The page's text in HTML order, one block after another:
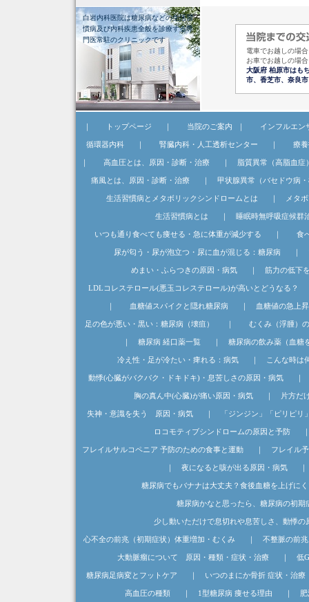
白岩内科医院は糖尿病などの生活習
慣病及び内科疾患全般を診療する専
門医常駐のクリニックです
電車でお越しの場
お車でお越しの場
大阪府 柏原市はも
市、香芝市、奈良
トップページ 当院のご案内 インフルエン
循環器内科 腎臓内科・人工透析センター 療
高血圧とは、原因・診断・治療 脂質異常（高脂血症
痛風とは、原因・診断・治療 甲状腺異常（バセドウ病
生活習慣病とメタボリックシンドロームとは メタ
生活習慣病とは 睡眠時無呼吸症候群
いつも通り食べても痩せる・急に体重が減少する 食
尿が匂う・尿が泡立つ・尿に血が混じる：糖尿病
めまい・ふらつきの原因・病気 筋力の低下
LDLコレステロール(悪玉コレステロール)が高いとどうなる？
血糖値スパイクと隠れ糖尿病 血糖値の急上
足の色が悪い・黒い：糖尿病（壊疽） むくみ（浮腫）
糖尿病 経口薬一覧 糖尿病の飲み薬（血糖
冷え性・足が冷たい・痺れる：病気 こんな時は
動悸(心臓がバクバク・ドキドキ)・息苦しさの原因・病気
胸の真ん中(心臓)が痛い原因・病気 片方だ
失神・意識を失う 原因・病気 「ジンジン」「ピリピ
ロコモティブシンドロームの原因と予防
フレイルサルコペニア 予防のための食事と運動 フレイル
夜になると咳が出る原因・病気
糖尿病でもバナナは大丈夫？食後血糖を上げに
糖尿病かなと思ったら、糖尿病の初期
少し動いただけで息切れや息苦しさ、動悸の
心不全の前兆（初期症状）体重増加・むくみ 不整脈の前
大動脈瘤について 原因・種類・症状・治療 低
糖尿病足病変とフットケア いつのまにか骨折 症状・治療
高血圧の種類 1型糖尿病 痩せる理由